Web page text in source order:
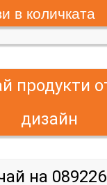
продукти
дизайн
на